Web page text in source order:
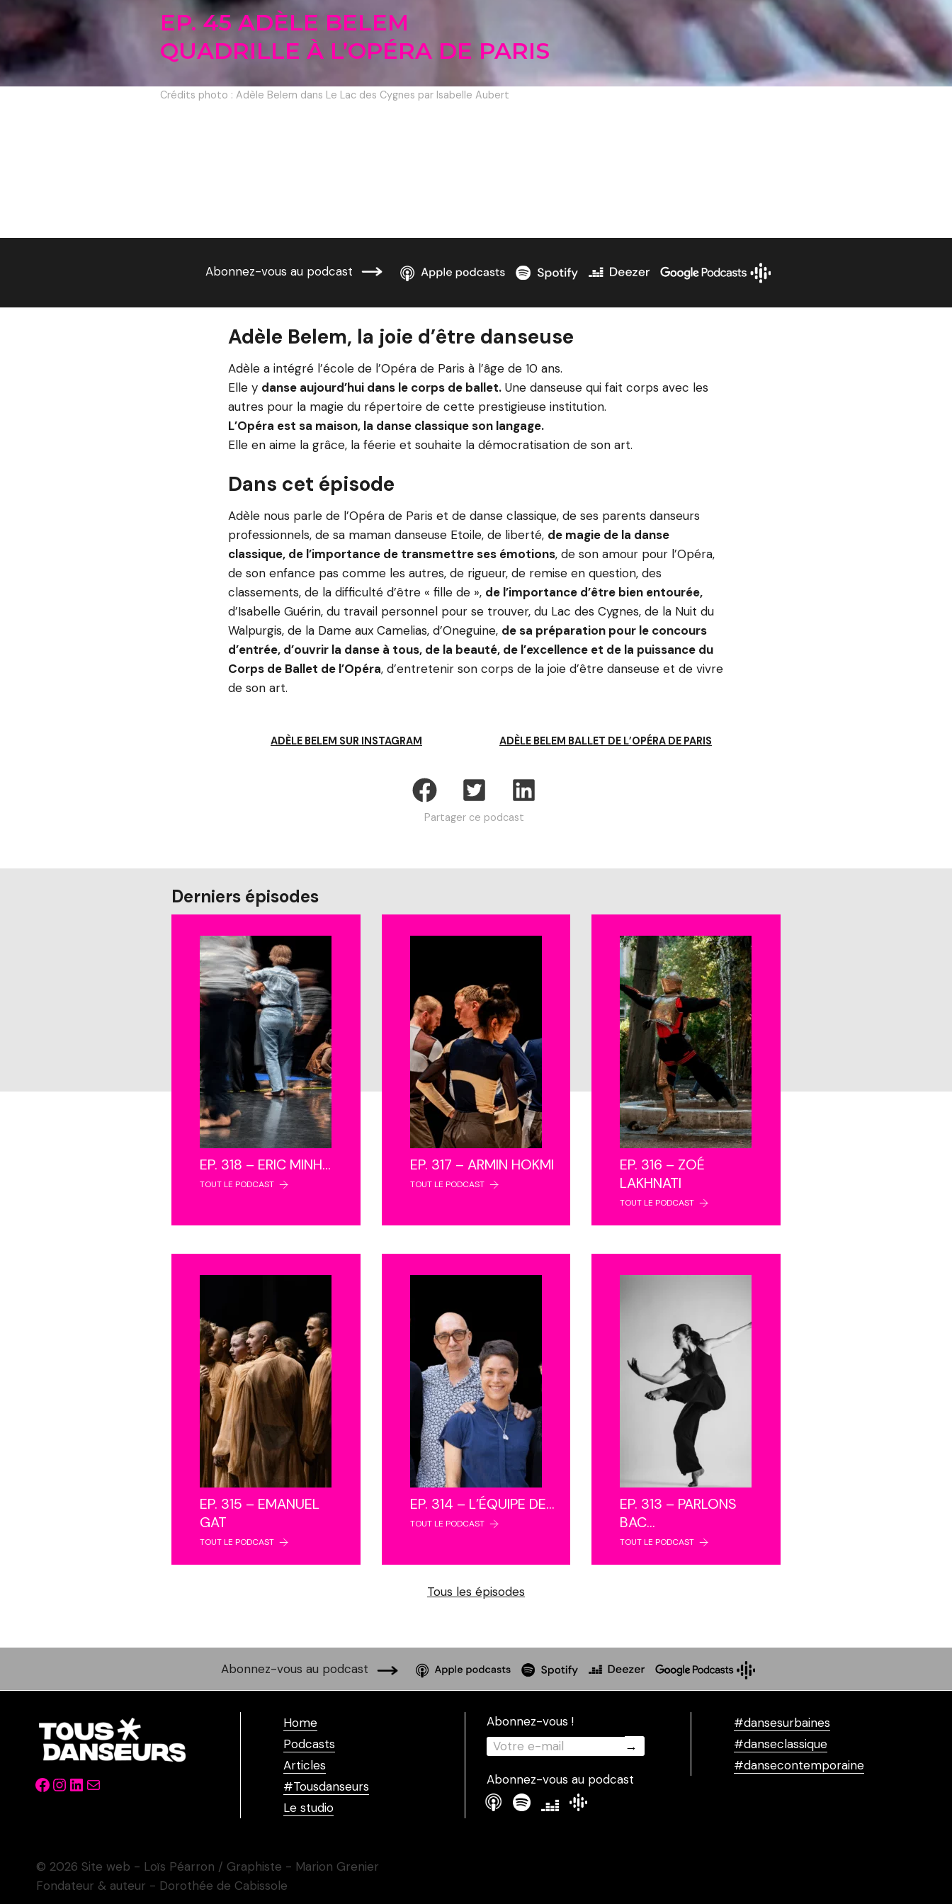
EP. 45 ADÈLE BELEM
QUADRILLE À L’OPÉRA DE PARIS
Crédits photo : Adèle Belem dans Le Lac des Cygnes par Isabelle Aubert
Abonnez-vous au podcast
Adèle Belem, la joie d’être danseuse
Adèle a intégré l’école de l’Opéra de Paris à l’âge de 10 ans.
Elle y danse aujourd’hui dans le corps de ballet. Une danseuse qui fait corps avec les
autres pour la magie du répertoire de cette prestigieuse institution.
L’Opéra est sa maison, la danse classique son langage.
Elle en aime la grâce, la féerie et souhaite la démocratisation de son art.
Dans cet épisode
Adèle nous parle de l’Opéra de Paris et de danse classique, de ses parents danseurs
professionnels, de sa maman danseuse Etoile, de liberté, de magie de la danse
classique, de l’importance de transmettre ses émotions, de son amour pour l’Opéra,
de son enfance pas comme les autres, de rigueur, de remise en question, des
classements, de la difficulté d’être « fille de », de l’importance d’être bien entourée,
d’Isabelle Guérin, du travail personnel pour se trouver, du Lac des Cygnes, de la Nuit du
Walpurgis, de la Dame aux Camelias, d’Oneguine, de sa préparation pour le concours
d’entrée, d’ouvrir la danse à tous, de la beauté, de l’excellence et de la puissance du
Corps de Ballet de l’Opéra, d’entretenir son corps de la joie d’être danseuse et de vivre
de son art.
ADÈLE BELEM SUR INSTAGRAM ADÈLE BELEM BALLET DE L’OPÉRA DE PARIS
Partager ce podcast
Derniers épisodes
EP. 318 – ERIC MINH…
TOUT LE PODCAST
EP. 317 – ARMIN HOKMI
TOUT LE PODCAST
EP. 316 – ZOÉ
LAKHNATI
TOUT LE PODCAST
EP. 315 – EMANUEL
GAT
TOUT LE PODCAST
EP. 314 – L’ÉQUIPE DE…
TOUT LE PODCAST
EP. 313 – PARLONS
BAC…
TOUT LE PODCAST
Tous les épisodes
Abonnez-vous au podcast
Facebook
Instagram
LinkedIn
Mail
Home
Podcasts
Articles
#Tousdanseurs
Le studio
Abonnez-vous !
Abonnez-vous au podcast
#dansesurbaines
#danseclassique
#dansecontemporaine
© 2026 Site web - Loïs Péarron / Graphiste - Marion Grenier
Fondateur & auteur - Dorothée de Cabissole